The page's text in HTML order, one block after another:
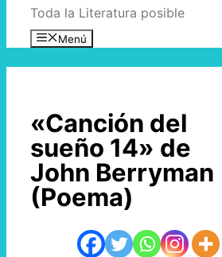
Toda la Literatura posible
Menú
«Canción del
sueño 14» de
John Berryman
(Poema)